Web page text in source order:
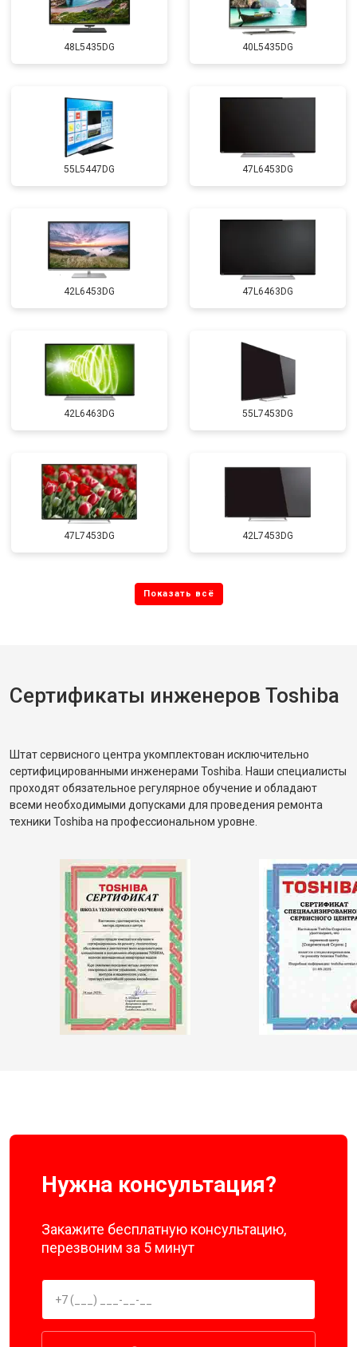
48L5435DG 40L5435DG
55L5447DG 47L6453DG
42L6453DG 47L6463DG
42L6463DG 55L7453DG
47L7453DG 42L7453DG
Сертификаты инженеров Toshiba
Штат сервисного центра укомплектован исключительно
сертифицированными инженерами Toshiba. Наши специалисты
проходят обязательное регулярное обучение и обладают
всеми необходимыми допусками для проведения ремонта
техники Toshiba на профессиональном уровне.
Нужна консультация?
Закажите бесплатную консультацию,
перезвоним за 5 минут